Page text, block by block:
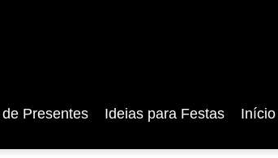
Presentes Ideias para Festas Início